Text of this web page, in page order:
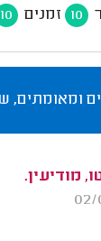
10 זמנים 10
ומאומתים,
מודיעין.